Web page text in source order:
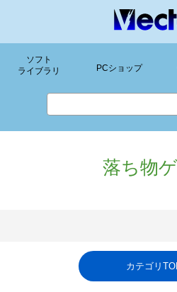
ソフト
ライブラリ
PCショップ
落ち物
カテゴリ